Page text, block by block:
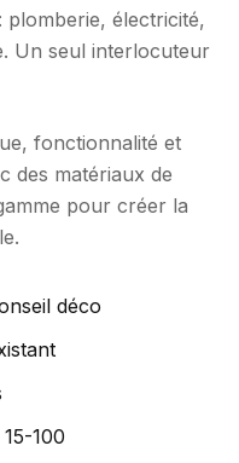
plomberie, électricité,
Un seul interlocuteur
fonctionnalité et
des matériaux de
pour créer la
déco
100